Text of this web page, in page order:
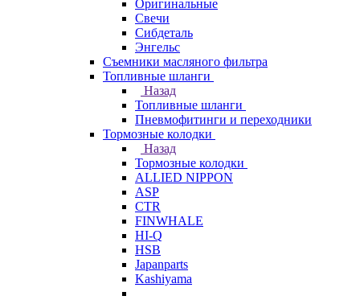
Оригинальные
Свечи
Сибдеталь
Энгельс
Съемники масляного фильтра
Топливные шланги
Назад
Топливные шланги
Пневмофитинги и переходники
Тормозные колодки
Назад
Тормозные колодки
ALLIED NIPPON
ASP
CTR
FINWHALE
HI-Q
HSB
Japanparts
Kashiyama